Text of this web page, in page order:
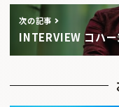
次の記事
INTERVIEW コハ